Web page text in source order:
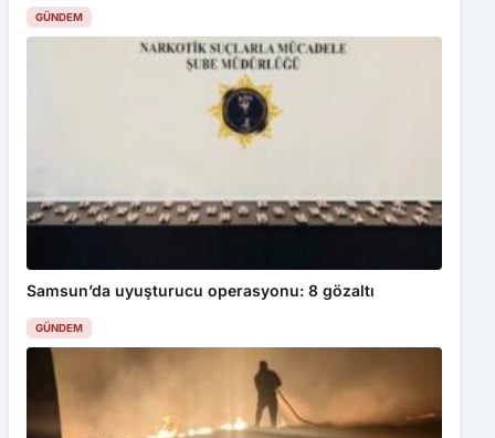
GÜNDEM
Samsun’da uyuşturucu operasyonu: 8 gözaltı
GÜNDEM